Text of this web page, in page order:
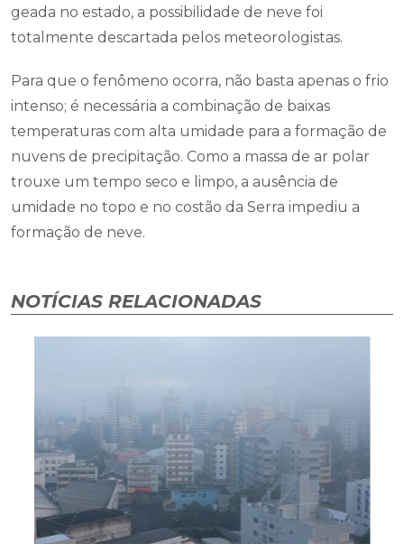
geada no estado, a possibilidade de neve foi
totalmente descartada pelos meteorologistas.
Para que o fenômeno ocorra, não basta apenas o frio
intenso; é necessária a combinação de baixas
temperaturas com alta umidade para a formação de
nuvens de precipitação. Como a massa de ar polar
trouxe um tempo seco e limpo, a ausência de
umidade no topo e no costão da Serra impediu a
formação de neve.
NOTÍCIAS RELACIONADAS